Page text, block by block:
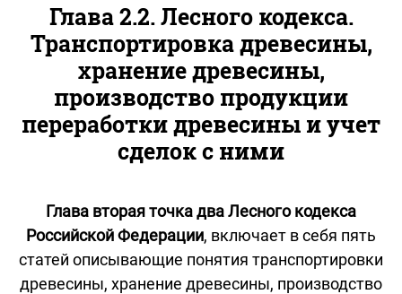
Глава 2.2. Лесного кодекса.
Транспортировка древесины,
хранение древесины,
производство продукции
переработки древесины и учет
сделок с ними
Глава вторая точка два Лесного кодекса
Российской Федерации, включает в себя пять
статей описывающие понятия транспортировки
древесины, хранение древесины, производство